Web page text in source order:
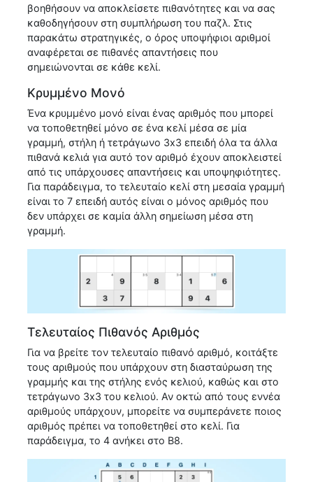
βοηθήσουν να αποκλείσετε πιθανότητες και να σας
καθοδηγήσουν στη συμπλήρωση του παζλ. Στις
παρακάτω στρατηγικές, ο όρος υποψήφιοι αριθμοί
αναφέρεται σε πιθανές απαντήσεις που
σημειώνονται σε κάθε κελί.
Κρυμμένο Μονό
Ένα κρυμμένο μονό είναι ένας αριθμός που μπορεί
να τοποθετηθεί μόνο σε ένα κελί μέσα σε μία
γραμμή, στήλη ή τετράγωνο 3x3 επειδή όλα τα άλλα
πιθανά κελιά για αυτό τον αριθμό έχουν αποκλειστεί
από τις υπάρχουσες απαντήσεις και υποψηφιότητες.
Για παράδειγμα, το τελευταίο κελί στη μεσαία γραμμή
είναι το 7 επειδή αυτός είναι ο μόνος αριθμός που
δεν υπάρχει σε καμία άλλη σημείωση μέσα στη
γραμμή.
Τελευταίος Πιθανός Αριθμός
Για να βρείτε τον τελευταίο πιθανό αριθμό, κοιτάξτε
τους αριθμούς που υπάρχουν στη διασταύρωση της
γραμμής και της στήλης ενός κελιού, καθώς και στο
τετράγωνο 3x3 του κελιού. Αν οκτώ από τους εννέα
αριθμούς υπάρχουν, μπορείτε να συμπεράνετε ποιος
αριθμός πρέπει να τοποθετηθεί στο κελί. Για
παράδειγμα, το 4 ανήκει στο B8.